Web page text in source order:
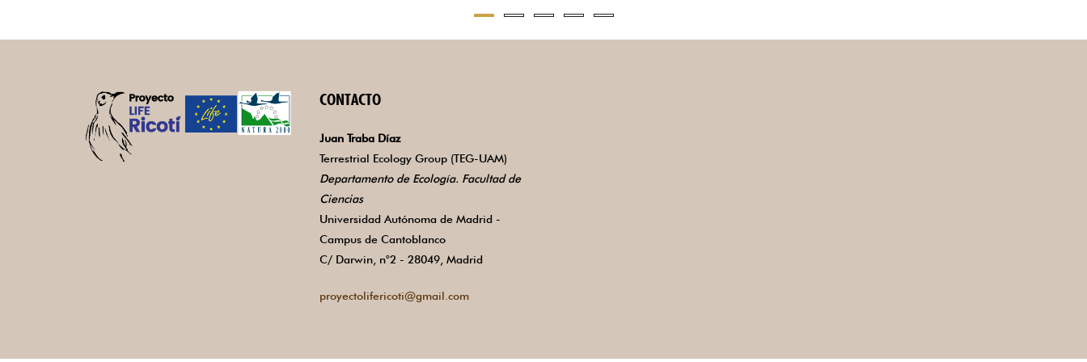
CONTACTO
Juan Traba Díaz
Terrestrial Ecology Group (TEG-UAM)
Departamento de Ecología. Facultad de
Ciencias
Universidad Autónoma de Madrid -
Campus de Cantoblanco
C/ Darwin, n°2 - 28049, Madrid
proyectolifericoti@gmail.com